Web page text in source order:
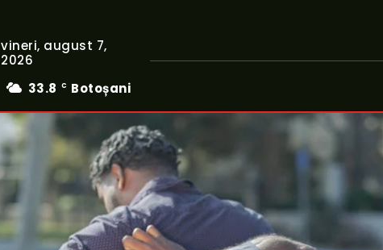
vineri, august 7,
2026
33.8
C Botoșani